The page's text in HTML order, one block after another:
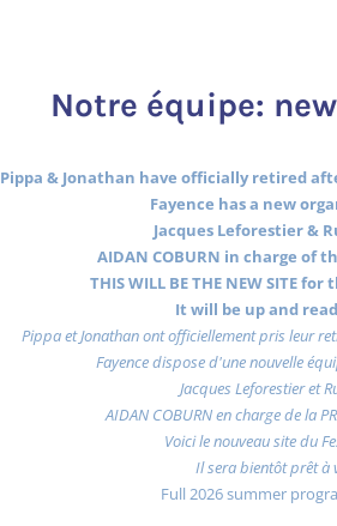
Notre équipe:
Pippa & Jonathan have officially retired
Fayence has a new
Jacques Leforestier &
AIDAN COBURN in charge of
THIS WILL BE THE NEW SITE
It will be up and
Pippa et Jonathan ont officiellement pris leur
Fayence dispose d'une nouvelle
Jacques Leforestier et
AIDAN COBURN en charge de la
Voici le nouveau site du
Il sera bientôt prêt à
Full 2026 summer